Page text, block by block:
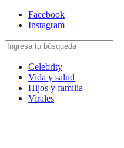
Facebook
Instagram
Celebrity
Vida y salud
Hijos y familia
Virales